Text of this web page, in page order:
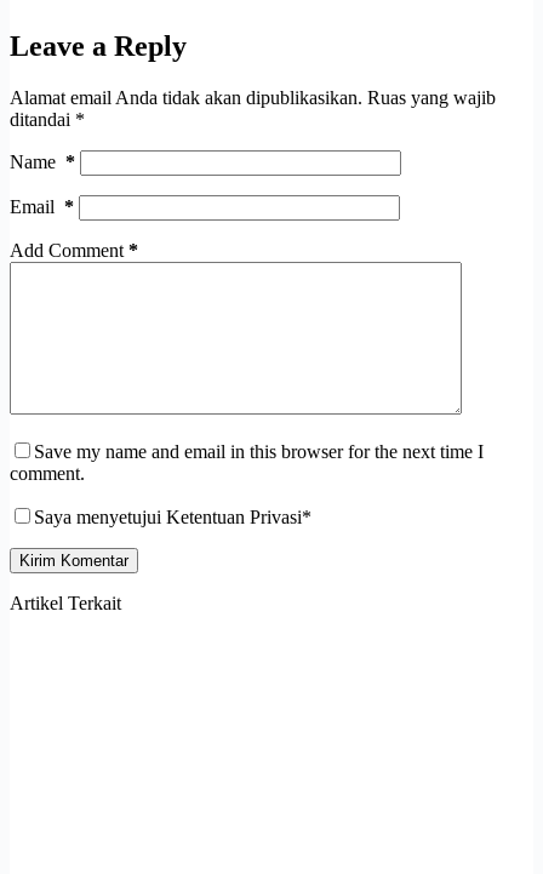
Leave a Reply
Alamat email Anda tidak akan dipublikasikan. Ruas yang wajib
ditandai *
Name *
Email *
Add Comment *
Save my name and email in this browser for the next time I
comment.
Saya menyetujui Ketentuan Privasi*
Kirim Komentar
Artikel Terkait